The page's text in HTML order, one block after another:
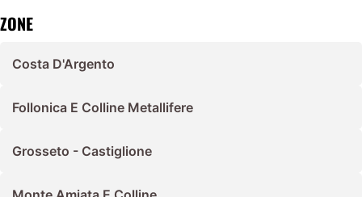
ZONE
Costa D'Argento
Follonica E Colline Metallifere
Grosseto - Castiglione